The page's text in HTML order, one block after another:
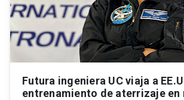
Futura ingeniera UC viaja a
entrenamiento de aterrizaje en